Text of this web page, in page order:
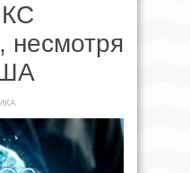
несмотря